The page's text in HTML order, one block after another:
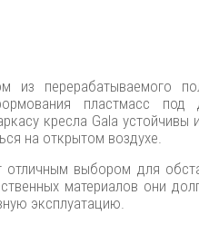
из перерабатываемого
пластмасс
кресла Gala
на открытом воздухе.
отличным выбором для
материалов они
эксплуатацию.